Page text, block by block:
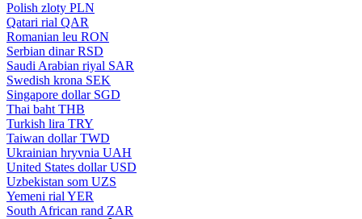
Polish zloty PLN
Qatari rial QAR
Romanian leu RON
Serbian dinar RSD
Saudi Arabian riyal SAR
Swedish krona SEK
Singapore dollar SGD
Thai baht THB
Turkish lira TRY
Taiwan dollar TWD
Ukrainian hryvnia UAH
United States dollar USD
Uzbekistan som UZS
Yemeni rial YER
South African rand ZAR